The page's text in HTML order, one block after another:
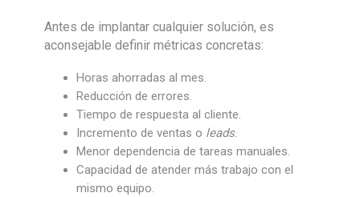
Antes de implantar cualquier solución, es
aconsejable definir métricas concretas:
Horas ahorradas al mes.
Reducción de errores.
Tiempo de respuesta al cliente.
Incremento de ventas o leads.
Menor dependencia de tareas manuales.
Capacidad de atender más trabajo con el
mismo equipo.